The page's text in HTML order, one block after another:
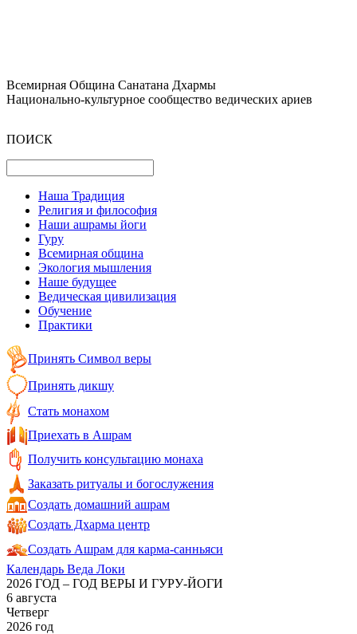
Всемирная Община Санатана Дхармы
Национально-культурное сообщество ведических ариев
ПОИСК
Наша Традиция
Религия и философия
Наши ашрамы йоги
Гуру
Всемирная община
Экология мышления
Наше будущее
Ведическая цивилизация
Обучение
Практики
Принять Символ веры
Принять дикшу
Стать монахом
Приехать в Ашрам
Получить консультацию монаха
Заказать ритуалы и богослужения
Создать домашний ашрам
Создать Дхарма центр
Создать Ашрам для карма-санньяси
Календарь Веда Локи
2026 ГОД – ГОД ВЕРЫ И ГУРУ-ЙОГИ
6 августа
Четверг
2026 год